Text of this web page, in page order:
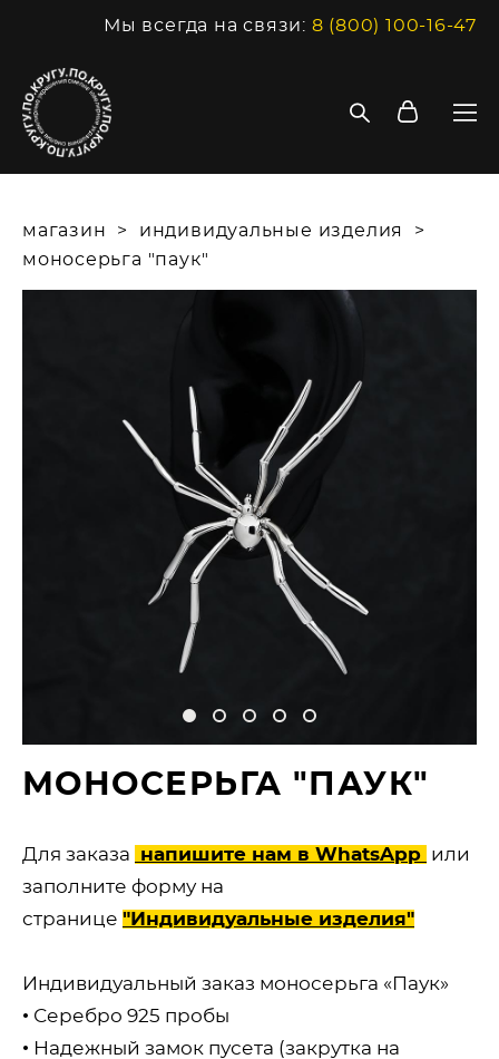
Мы всегда на связи: 8 (800) 100-16-47
магазин > индивидуальные изделия
>
моносерьга "паук"
МОНОСЕРЬГА "ПАУК"
Для заказа напишите нам в WhatsApp или
заполните форму на
странице "Индивидуальные изделия"
Индивидуальный заказ моносерьга «Паук»
• Серебро 925 пробы
• Надежный замок пусета (закрутка на